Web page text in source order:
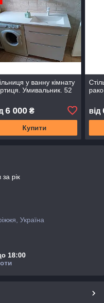
у ванну кімнату
Умивальник. 52
6 000₴
Купити
від
за рік
Україна
18:00